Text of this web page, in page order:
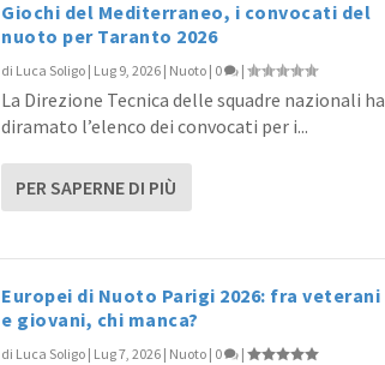
Giochi del Mediterraneo, i convocati del
nuoto per Taranto 2026
di Luca Soligo | Lug 9, 2026 | Nuoto | 0 |
La Direzione Tecnica delle squadre nazionali ha
diramato l’elenco dei convocati per i...
PER SAPERNE DI PIÙ
Europei di Nuoto Parigi 2026: fra veterani
e giovani, chi manca?
di Luca Soligo | Lug 7, 2026 | Nuoto | 0 |